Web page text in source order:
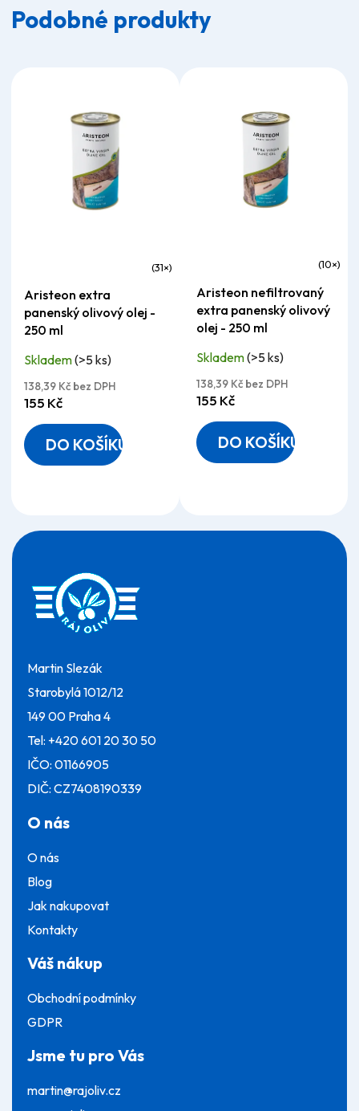
Podobné produkty
hodnocení
produktu
5,0
z
5
hvězdiček.
Aristeon extra
panenský olivový olej -
250 ml
Skladem(>5 ks)
138,39 Kč bez DPH
155 Kč
DO KOŠÍKU
hodnocení
produktu
5,0
z
5
hvězdiček.
Aristeon nefiltrovaný
extra panenský olivový
olej - 250 ml
Skladem(>5 ks)
138,39 Kč bez DPH
155 Kč
DO KOŠÍKU
Z
á
Martin Slezák
Starobylá 1012/12
149 00 Praha 4
Tel: +420 601 20 30 50
IČO: 01166905
DIČ: CZ7408190339
O nás
O nás
Blog
Jak nakupovat
Kontakty
Váš nákup
Obchodní podmínky
GDPR
Jsme tu pro Vás
martin@rajoliv.cz